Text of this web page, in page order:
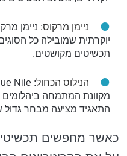
ניימן מרקוס: ניימן
יוקרתית שמובילה כל
תכשיטים מקושטים.
הנילוס הכחול
מקוונת המתמחה ביהלומים
התאגיד מציעה מבחר גדול
כאשר מחפשים